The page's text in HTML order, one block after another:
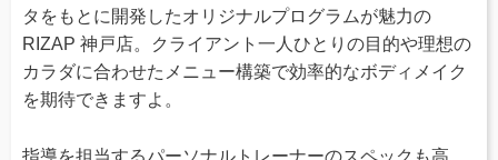
タをもとに開発したオリジナルプログラムが魅力の
RIZAP 神戸店。クライアント一人ひとりの目的や理想の
カラダに合わせたメニュー構築で効率的なボディメイク
を期待できますよ。
指導を担当するパーソナルトレーナーのスペックも高